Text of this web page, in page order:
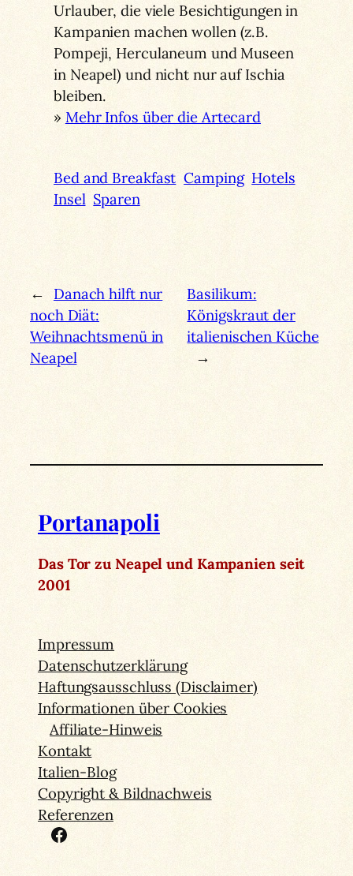
Urlauber, die viele Besichtigungen in
Kampanien machen wollen (z.B.
Pompeji, Herculaneum und Museen
in Neapel) und nicht nur auf Ischia
bleiben.
» Mehr Infos über die Artecard
Bed and Breakfast Camping Hotels
Insel Sparen
←
Danach hilft nur
noch Diät:
Weihnachtsmenü in
Neapel
Basilikum:
Königskraut der
italienischen Küche
→
Portanapoli
Das Tor zu Neapel und Kampanien seit
2001
Impressum
Datenschutzerklärung
Haftungsausschluss (Disclaimer)
Informationen über Cookies
Affiliate-Hinweis
Kontakt
Italien-Blog
Copyright & Bildnachweis
Referenzen
Facebook